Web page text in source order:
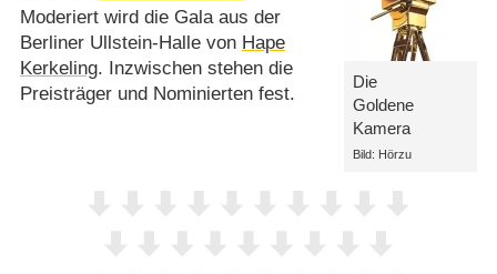
Die
Goldene
Kamera
Bild: Hörzu
Moderiert wird die Gala aus der
Berliner Ullstein-Halle von Hape
Kerkeling. Inzwischen stehen die
Preisträger und Nominierten fest.